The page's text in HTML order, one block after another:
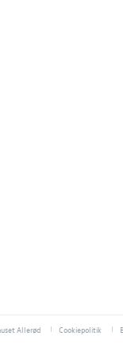
Allerød Cookiepolitik